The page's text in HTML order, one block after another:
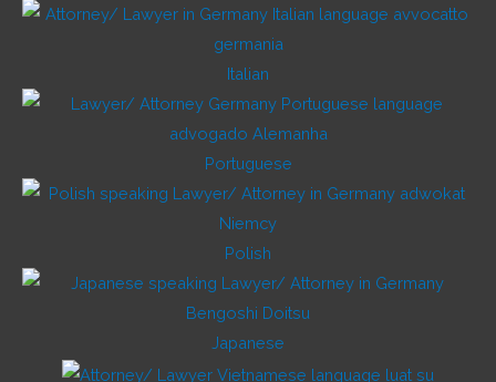
Italian
Portuguese
Polish
Japanese